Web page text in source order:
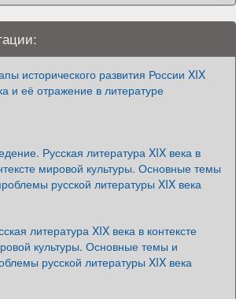
исторического развития России XIX
и её отражение в литературе
Русская литература XIX века в
мировой культуры. Основные темы
русской литературы XIX века
литература XIX века в контексте
культуры. Основные темы и
русской литературы XIX века